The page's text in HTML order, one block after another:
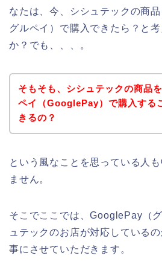
なたは、今、シシュテックの商
グルペイ）で購入できたら？と
か？でも、、、。
そもそも、シシュテックの商品
ペイ（GooglePay）で購入する
きるの？
という風なことを思っている人
ません。
そこでここでは、GooglePay（
ュテックのお店が対応している
事にさせていただきます。